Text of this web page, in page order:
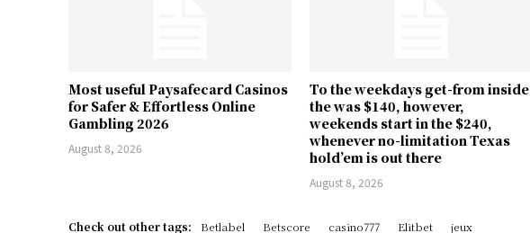
Most useful Paysafecard Casinos
for Safer & Effortless Online
Gambling 2026
August 8, 2026
To the weekdays get-from inside
the was $140, however,
weekends start in the $240,
whenever no-limitation Texas
hold’em is out there
August 8, 2026
Check out other tags: Betlabel Betscore casino777 Elitbet jeux